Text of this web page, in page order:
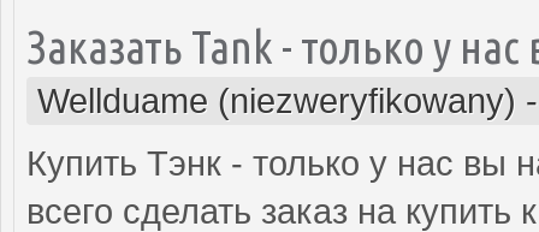
Заказать Tank - только у
Wellduame (niezweryfikowany)
Купить Тэнк - только у нас
всего сделать заказ на